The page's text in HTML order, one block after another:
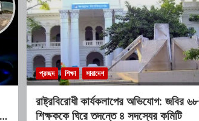
প্রচ্ছদ শিক্ষা সারাদেশ
রাষ্ট্রবিরোধী কার্যকলাপের অভিযোগ: জবির ৬৮
শিক্ষককে ঘিরে তদন্তে ৪ সদস্যের কমিটি